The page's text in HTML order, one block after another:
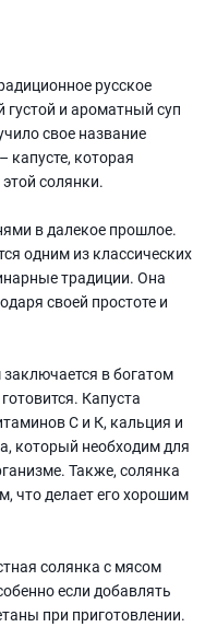
русское
густой и ароматный суп
свое название
капусте, которая
солянки.
в далекое прошлое.
одним из классических
традиции. Она
своей простоте и
в богатом
Капуста
С и К, кальция и
который необходим для
Также, солянка
что делает его хорошим
солянка с мясом
если добавлять
при приготовлении.